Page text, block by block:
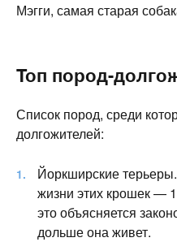
Мэгги, самая старая
Топ пород-
Список пород, среди
долгожителей:
Йоркширские
жизни этих крошек —
это объясняется
дольше она живет.